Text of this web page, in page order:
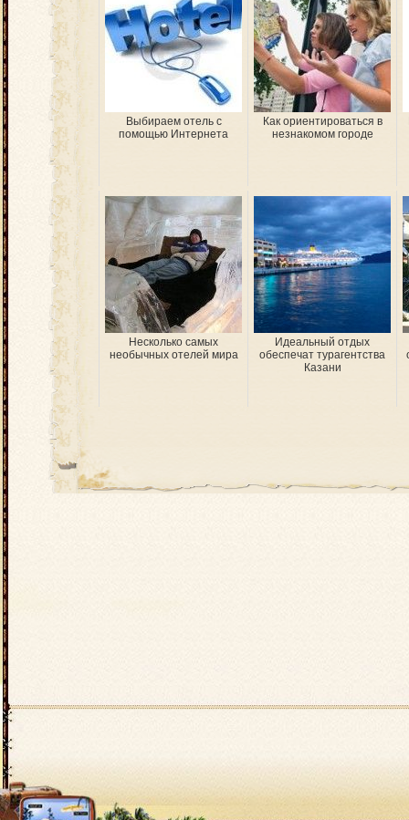
Выбираем отель с
помощью Интернета
Как ориентироваться в
незнакомом городе
Несколько самых
необычных отелей мира
Идеальный отдых
обеспечат турагентства
Казани